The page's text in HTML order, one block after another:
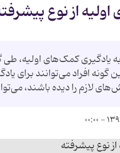
از نوع
به یادگیری کمک‌های اولیه،
گونه افراد می‌توانند برای
لازم را دیده باشند،